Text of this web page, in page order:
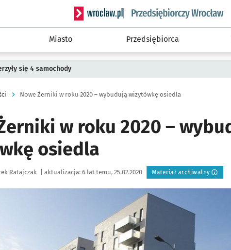
Serwis informacyjny wroclaw.pl podserwis:
Miasto Przedsiębiorca
się 4 samochody
Nowe Żerniki w roku 2020 – wybudują wizytówkę osiedla
w roku 2020 –
osiedla
Ratajczak aktualizacja: 6 lat temu, 25.02.2020 Materiał archiwalny